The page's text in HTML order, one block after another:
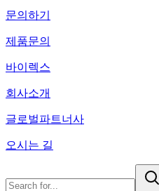
문의하기
제품문의
바이렉스
회사소개
글로벌파트너사
오시는 길